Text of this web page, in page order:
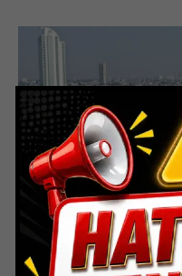
Lihat Detail Proyek
Indoor
Lihat Detail